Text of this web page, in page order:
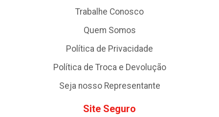
Trabalhe Conosco
Quem Somos
Política de Privacidade
Política de Troca e Devolução
Seja nosso Representante
Site Seguro